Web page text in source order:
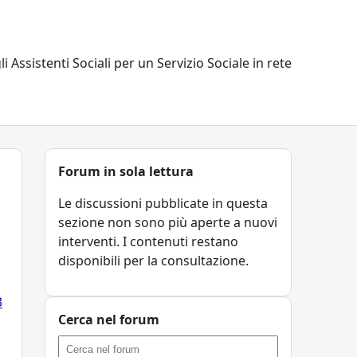
Assistenti Sociali per un Servizio Sociale in rete
Forum in sola lettura
Le discussioni pubblicate in questa
sezione non sono più aperte a nuovi
interventi. I contenuti restano
disponibili per la consultazione.
Cerca nel forum